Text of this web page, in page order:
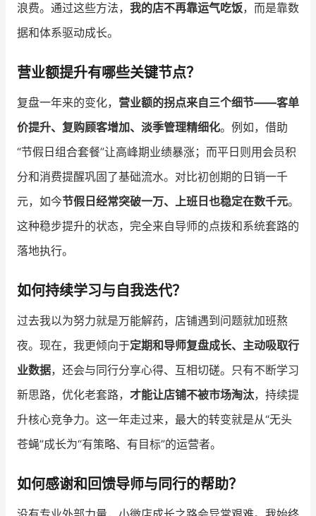
浪费。通过这些方法， 我的店不再靠运气吃饭，而是靠数
据和体系驱动成长。
营业额提升有哪些关键节点？
复盘一年来的变化， 营业额的拐点来自三个细节——客单
价提升、复购顾客增加、淡季管理精细化。例如，借助
“节假日组合套餐”让高峰期业绩暴涨；而平日则用会员积
分和消费提醒巩固了基础流水。对比初创期的日销一千
元，如今节假日经常突破一万、上班日也稳定在数千元。
这种稳步提升的状态，完全来自导师的点拨和系统套路的
落地执行。
如何持续学习与自我迭代？
过去我以为努力就是万能解药，店铺遇到问题就加班熬
夜。现在，我更倾向于定期和导师复盘成长、主动吸取行
业数据，还会与同行分享心得、互相切磋。只有不断学习
新思路，优化老套路， 才能让店铺不被市场淘汰，持续提
升核心竞争力。这一年走过来，最大的转变就是从“无头
苍蝇”成长为“有策略、有目标”的运营者。
如何感谢和回馈导师与同行的帮助？